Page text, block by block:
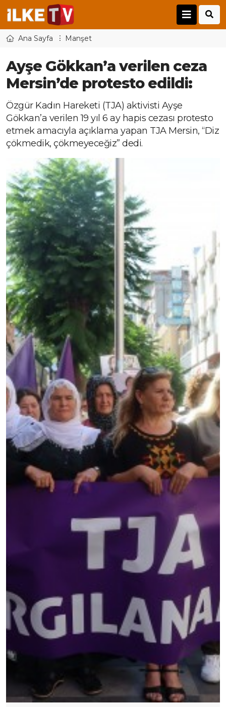
Ana Sayfa Manşet
Ayşe Gökkan’a verilen ceza
Mersin’de protesto edildi:
Özgür Kadın Hareketi (TJA) aktivisti Ayşe
Gökkan’a verilen 19 yıl 6 ay hapis cezası protesto
etmek amacıyla açıklama yapan TJA Mersin, “Diz
çökmedik, çökmeyeceğiz” dedi.